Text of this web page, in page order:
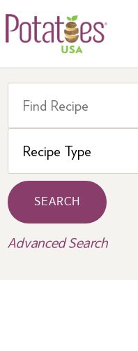
SEARCH
Advanced Search